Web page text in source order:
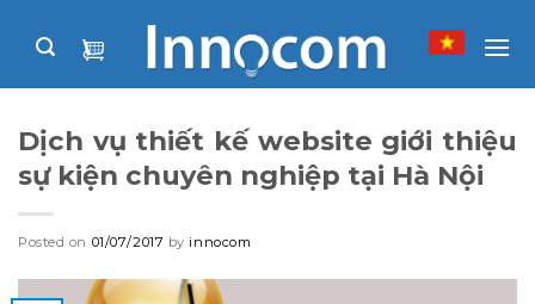
Dịch vụ thiết kế website giới thiệu
sự kiện chuyên nghiệp tại Hà Nội
Posted on 01/07/2017 by innocom